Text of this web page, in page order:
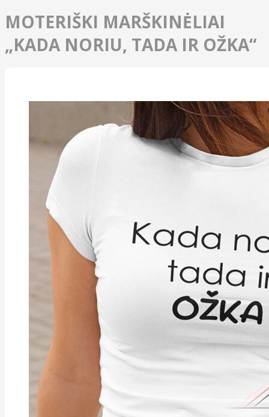
MOTERIŠKI MARŠKINĖLIAI
„KADA NORIU, TADA IR OŽKA“